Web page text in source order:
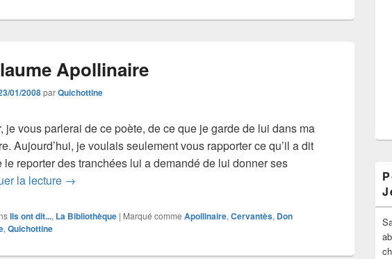
Apollinaire
01/2008parQuichottine
je vous parlerai de ce poète, de ce que je garde de lui dans ma
Aujourd’hui, je voulais seulement vous rapporter ce qu’il a dit
le reporter des tranchées lui a demandé de lui donner ses
la lecture Guillaume Apollinaire
→
Ils ont dit..., La Bibliothèque | Marqué comme Apollinaire, Cervantès, Don
, Quichottine